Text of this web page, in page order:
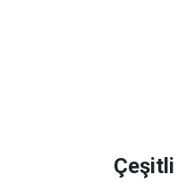
Çeşitli